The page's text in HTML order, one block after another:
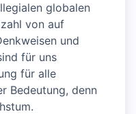
globalen
von auf
und
für uns
für alle
Bedeutung, denn